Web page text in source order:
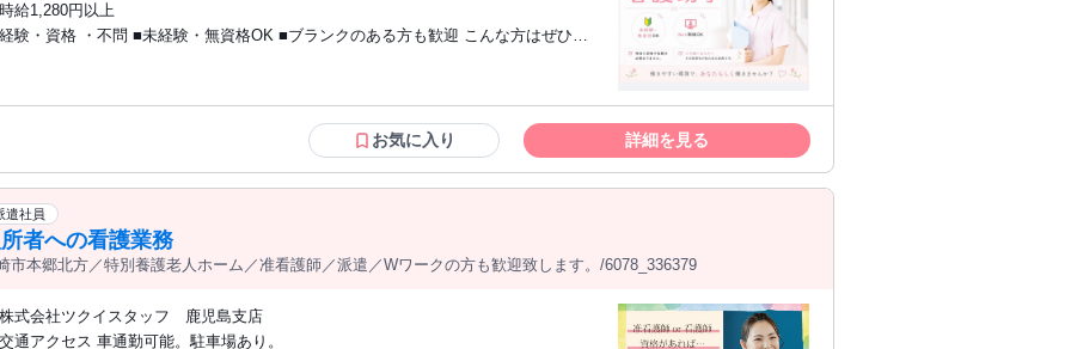
伯～鹿児島中央) 宮崎駅 からバスで20分 ☆車・バイク・自転車通勤可能
時給1,280円以上
経験・資格 ・不問 ■未経験・無資格OK ■ブランクのある方も歓迎 こんな方はぜひ！
お気に入り 詳細を見る
遣社員
者への看護業務
市本郷北方／特別養護老人ホーム／准看護師／派遣／Wワークの方も歓迎致します。/6078_336379
株式会社ツクイスタッフ 鹿児島支店
交通アクセス 車通勤可能。駐車場あり。